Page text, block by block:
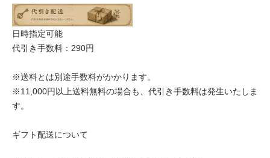
日時指定可能
代引き手数料：290円
※送料とは別途手数料がかかります。
※11,000円以上送料無料の場合も、代引き手数料は発生いたしま
す。
ギフト配送について